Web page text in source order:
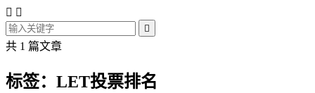
 

共 1 篇文章
标签：LET投票排名